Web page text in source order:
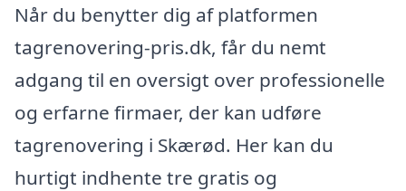
Når du benytter dig af platformen
tagrenovering-pris.dk, får du nemt
adgang til en oversigt over professionelle
og erfarne firmaer, der kan udføre
tagrenovering i Skærød. Her kan du
hurtigt indhente tre gratis og